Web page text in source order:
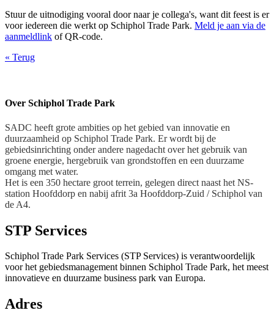
Stuur de uitnodiging vooral door naar je collega's, want dit feest is er
voor iedereen die werkt op Schiphol Trade Park. Meld je aan via de
aanmeldlink of QR-code.
« Terug
Over Schiphol Trade Park
SADC heeft grote ambities op het gebied van innovatie en
duurzaamheid op Schiphol Trade Park. Er wordt bij de
gebiedsinrichting onder andere nagedacht over het gebruik van
groene energie, hergebruik van grondstoffen en een duurzame
omgang met water.
Het is een 350 hectare groot terrein, gelegen direct naast het NS-
station Hoofddorp en nabij afrit 3a Hoofddorp-Zuid / Schiphol van
de A4.
STP Services
Schiphol Trade Park Services (STP Services) is verantwoordelijk
voor het gebiedsmanagement binnen Schiphol Trade Park, het meest
innovatieve en duurzame business park van Europa.
Adres